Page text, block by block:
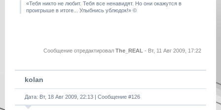
«Тебя никто не любит. Тебя все ненавидят. Но они окажутся в
проигрыше в итоге... Улыбнись ублюдок!» ©
Сообщение отредактировал The_REAL - Вт, 11 Авг 2009, 17:22
kolan
Дата: Вт, 18 Авг 2009, 22:13 | Сообщение #126